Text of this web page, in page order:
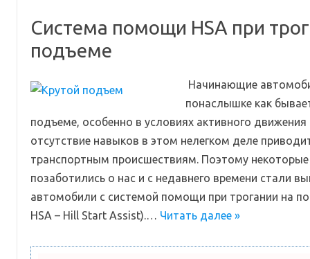
Система помощи HSA при
подъеме
Начинающие
понаслышке как
подъеме, особенно в условиях активного движения
отсутствие навыков в этом нелегком деле
транспортным происшествиям. Поэтому
позаботились о нас и с недавнего времени стали
автомобили с системой помощи при трогании на
HSA – Hill Start Assist).… Читать далее »